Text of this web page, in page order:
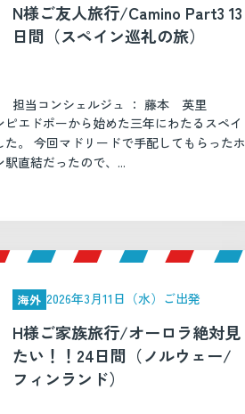
N様ご友人旅行/Camino Part3 13
日間（スペイン巡礼の旅）
担当コンシェルジュ ： 藤本 英里
エドポーから始めた三年にわたるスペイ
た。 今回マドリードで手配してもらったホ
直結だったので、...
海外 2026年3月11日（水）ご出発
H様ご家族旅行/オーロラ絶対見
たい！！24日間（ノルウェー/
フィンランド）